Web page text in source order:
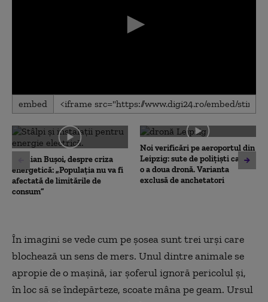
0
seconds
0
seconds
embed
Cristian Bușoi, despre criza
energetică: „Populația nu va fi
afectată de limitările de
consum”
Noi verificări pe aeroportul din
Leipzig: sute de polițiști caută
o a doua dronă. Varianta
exclusă de anchetatori
În imagini se vede cum pe șosea sunt trei urși care
blochează un sens de mers. Unul dintre animale se
apropie de o mașină, iar șoferul ignoră pericolul și,
în loc să se îndepărteze, scoate mâna pe geam. Ursul